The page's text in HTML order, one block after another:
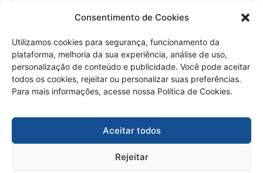
Consentimento de Cookies
Utilizamos cookies para segurança, funcionamento da
plataforma, melhoria da sua experiência, análise de uso,
personalização de conteúdo e publicidade. Você pode aceitar
todos os cookies, rejeitar ou personalizar suas preferências.
Para mais informações, acesse nossa Política de Cookies.
Aceitar todos
Rejeitar
10. Meus dados estão seguros?
11. Quero conhecer melhor o ecossistema
ProntLife